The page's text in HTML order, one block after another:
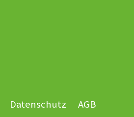
Datenschutz AGB